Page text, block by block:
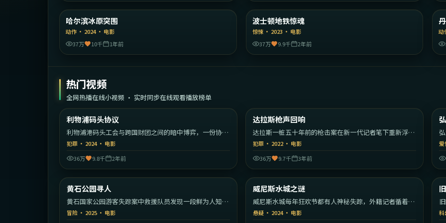
精选
哈尔滨冰原突围
动作· 2024· 电影
37万
10千 1年前
精选
波士顿地铁惊魂
惊悚· 2023 · 电影
37万
9.9千 2年前
动
热门视频
全网热播在线小视频 · 实时同步在线观看播放榜单
热门
1:55:43
利物浦码头协议
利物浦港码头工会与跨国财团之间的暗中博弈，一份协议
引爆全城。
犯罪· 2024· 电影
36万
9.8千 2年前
热门
达拉斯枪声回响
达拉斯一桩五十年前的枪击案在新一代记者笔下重新浮现
真相。
犯罪· 2022· 电影
36万
9.7千 3年前
爱
热门
2:22:30
黄石公园寻人
黄石国家公园游客失踪案中救援队员发现一段鲜为人知的
家族秘密。
冒险· 2025· 电影
热门
1:59:16
威尼斯水城之谜
威尼斯水城每年狂欢节都有人神秘失踪，外籍记者循着线
索深入运河。
悬疑· 2024· 电影 科